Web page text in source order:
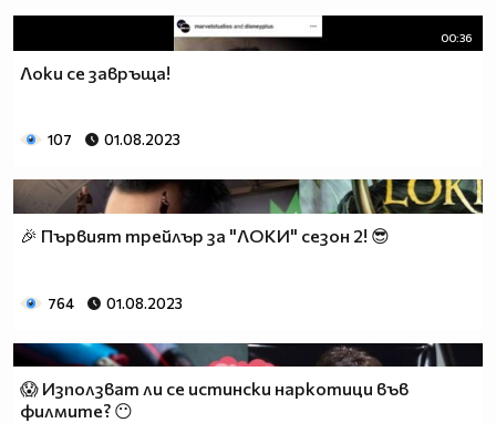
00:36
Локи се завръща!
107 01.08.2023
🎉 Първият трейлър за "ЛОКИ" сезон 2! 😎
764 01.08.2023
😱 Използват ли се истински наркотици във
филмите? 😶